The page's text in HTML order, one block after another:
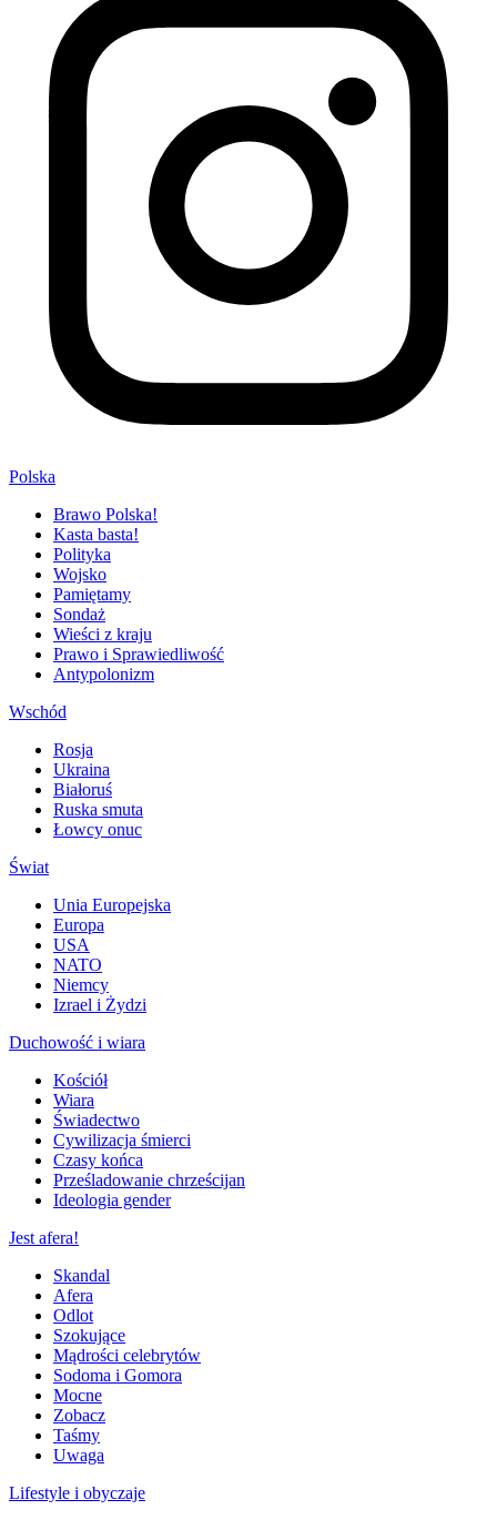
Polska
Brawo Polska!
Kasta basta!
Polityka
Wojsko
Pamiętamy
Sondaż
Wieści z kraju
Prawo i Sprawiedliwość
Antypolonizm
Wschód
Rosja
Ukraina
Białoruś
Ruska smuta
Łowcy onuc
Świat
Unia Europejska
Europa
USA
NATO
Niemcy
Izrael i Żydzi
Duchowość i wiara
Kościół
Wiara
Świadectwo
Cywilizacja śmierci
Czasy końca
Prześladowanie chrześcijan
Ideologia gender
Jest afera!
Skandal
Afera
Odlot
Szokujące
Mądrości celebrytów
Sodoma i Gomora
Mocne
Zobacz
Taśmy
Uwaga
Lifestyle i obyczaje